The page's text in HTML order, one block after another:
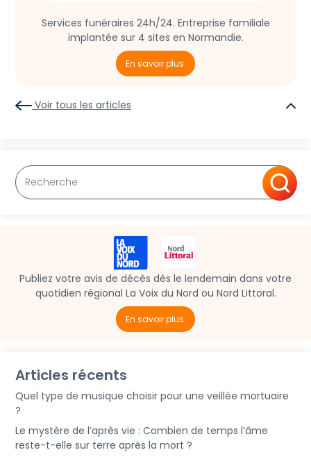
Services funéraires 24h/24. Entreprise familiale
implantée sur 4 sites en Normandie.
En savoir plus
Voir tous les articles
Publiez votre avis de décès dès le lendemain dans votre
quotidien régional La Voix du Nord ou Nord Littoral.
En savoir plus
Articles récents
Quel type de musique choisir pour une veillée mortuaire
?
Le mystère de l’après vie : Combien de temps l’âme
reste-t-elle sur terre après la mort ?